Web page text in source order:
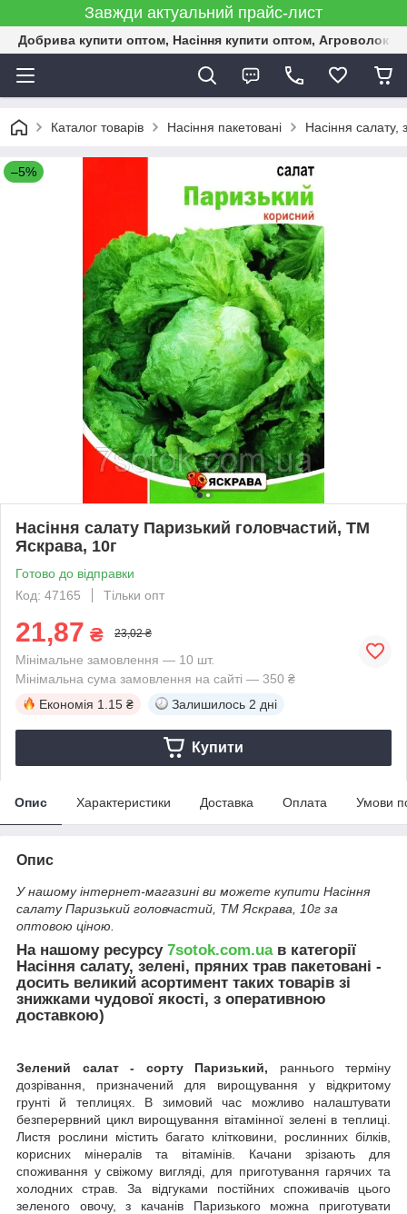
Завжди актуальний прайс-лист
Добрива купити оптом, Насіння купити оптом,
Каталог товарів Насіння пакетовані Насіння салату,
–5%
Насіння салату Паризький головчастий, ТМ
Яскрава, 10г
Готово до відправки
Код: 47165
Тільки опт
21,87 ₴ 23,02 ₴
Мінімальне замовлення — 10 шт.
Мінімальна сума замовлення на сайті — 350 ₴
Економія 1.15 ₴ Залишилось 2 дні
Купити
Опис Характеристики Доставка Оплата Умови
Опис
У нашому інтернет-магазині ви можете купити Насіння
салату Паризький головчастий, ТМ Яскрава, 10г за
оптовою ціною.
На нашому ресурсу 7sotok.com.uaв категорії
Насіння салату, зелені, пряних трав пакетовані -
досить великий асортимент таких товарів зі
знижками чудової якості, з оперативною
доставкою)
Зелений салат - сорту Паризький, раннього терміну
дозрівання, призначений для вирощування у відкритому
грунті й теплицях. В зимовий час можливо налаштувати
безперервний цикл вирощування вітамінної зелені в теплиці.
Листя рослини містить багато клітковини, рослинних білків,
корисних мінералів та вітамінів. Качани зрізають для
споживання у свіжому вигляді, для приготування гарячих та
холодних страв. За відгуками постійних споживачів цього
зеленого овочу, з качанів Паризького можна приготувати